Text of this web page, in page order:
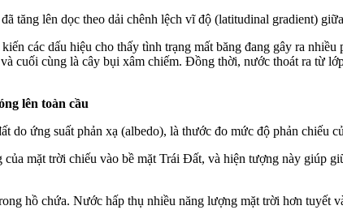
tăng lên dọc theo dải chênh lệch vĩ độ (latitudinal gradient)
các dấu hiệu cho thấy tình trạng mất băng đang gây ra
cuối cùng là cây bụi xâm chiếm. Đồng thời, nước thoát ra từ
lên toàn cầu
do ứng suất phản xạ (albedo), là thước đo mức độ phản chiếu
mặt trời chiếu vào bề mặt Trái Đất, và hiện tượng này giúp
hồ chứa. Nước hấp thụ nhiều năng lượng mặt trời hơn tuyết